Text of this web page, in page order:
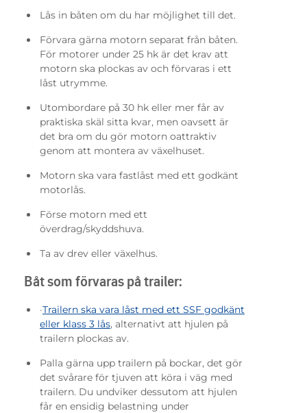
Lås in båten om du har möjlighet till det.
Förvara gärna motorn separat från båten.
För motorer under 25 hk är det krav att
motorn ska plockas av och förvaras i ett
låst utrymme.
Utombordare på 30 hk eller mer får av
praktiska skäl sitta kvar, men oavsett är
det bra om du gör motorn oattraktiv
genom att montera av växelhuset.
Motorn ska vara fastlåst med ett godkänt
motorlås.
Förse motorn med ett
överdrag/skyddshuva.
Ta av drev eller växelhus.
Båt som förvaras på trailer:
·Trailern ska vara låst med ett SSF godkänt
eller klass 3 lås, alternativt att hjulen på
trailern plockas av.
Palla gärna upp trailern på bockar, det gör
det svårare för tjuven att köra i väg med
trailern. Du undviker dessutom att hjulen
får en ensidig belastning under